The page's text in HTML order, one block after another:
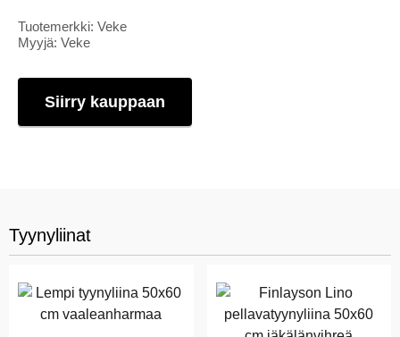
Tuotemerkki: Veke
Myyjä: Veke
Siirry kauppaan
Tyynyliinat